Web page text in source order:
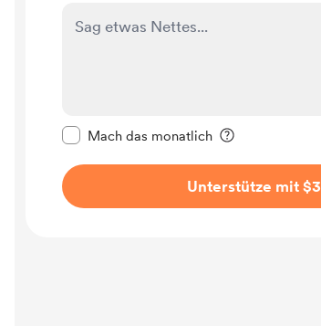
Mach das monatlich
Unterstütze mit $3